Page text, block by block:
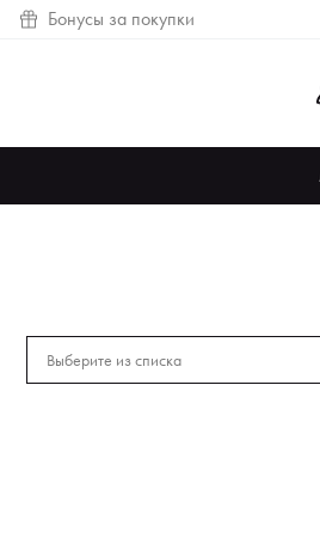
Бонусы за покупки
Выберите из списка